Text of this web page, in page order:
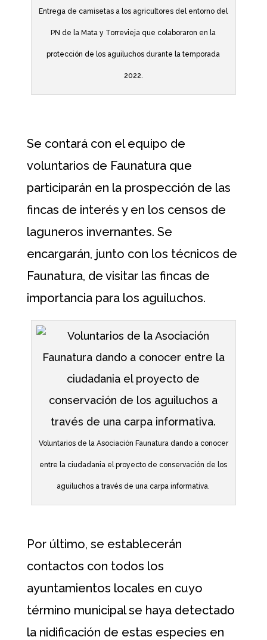
Entrega de camisetas a los agricultores del entorno del
PN de la Mata y Torrevieja que colaboraron en la
protección de los aguiluchos durante la temporada
2022.
Se contará con el equipo de
voluntarios de Faunatura que
participarán en la prospección de las
fincas de interés y en los censos de
laguneros invernantes. Se
encargarán, junto con los técnicos de
Faunatura, de visitar las fincas de
importancia para los aguiluchos.
Voluntarios de la Asociación Faunatura dando a conocer
entre la ciudadania el proyecto de conservación de los
aguiluchos a través de una carpa informativa.
Por último, se establecerán
contactos con todos los
ayuntamientos locales en cuyo
término municipal se haya detectado
la nidificación de estas especies en